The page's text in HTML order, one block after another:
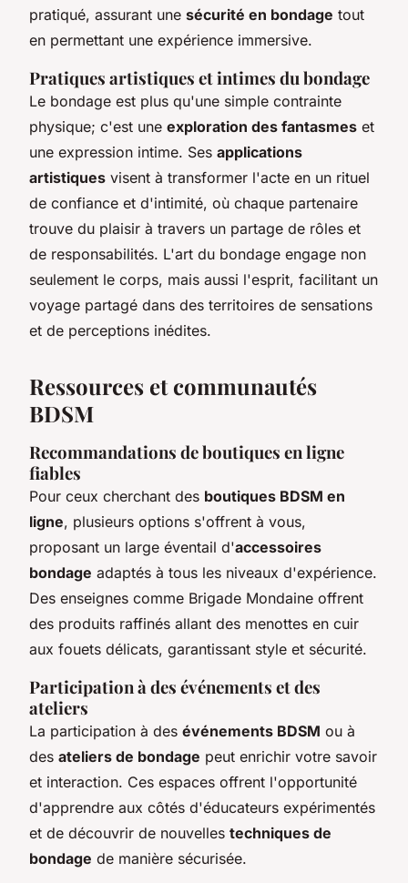
pratiqué, assurant une sécurité en bondage tout
en permettant une expérience immersive.
Pratiques artistiques et intimes du bondage
Le bondage est plus qu'une simple contrainte
physique; c'est une exploration des fantasmes et
une expression intime. Ses applications
artistiques visent à transformer l'acte en un rituel
de confiance et d'intimité, où chaque partenaire
trouve du plaisir à travers un partage de rôles et
de responsabilités. L'art du bondage engage non
seulement le corps, mais aussi l'esprit, facilitant un
voyage partagé dans des territoires de sensations
et de perceptions inédites.
Ressources et communautés
BDSM
Recommandations de boutiques en ligne
fiables
Pour ceux cherchant des boutiques BDSM en
ligne, plusieurs options s'offrent à vous,
proposant un large éventail d'accessoires
bondage adaptés à tous les niveaux d'expérience.
Des enseignes comme Brigade Mondaine offrent
des produits raffinés allant des menottes en cuir
aux fouets délicats, garantissant style et sécurité.
Participation à des événements et des
ateliers
La participation à des événements BDSM ou à
des ateliers de bondage peut enrichir votre savoir
et interaction. Ces espaces offrent l'opportunité
d'apprendre aux côtés d'éducateurs expérimentés
et de découvrir de nouvelles techniques de
bondage de manière sécurisée.